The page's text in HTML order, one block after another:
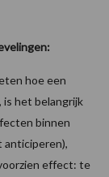
hoe een
is het belangrijk
binnen
anticiperen),
effect: te